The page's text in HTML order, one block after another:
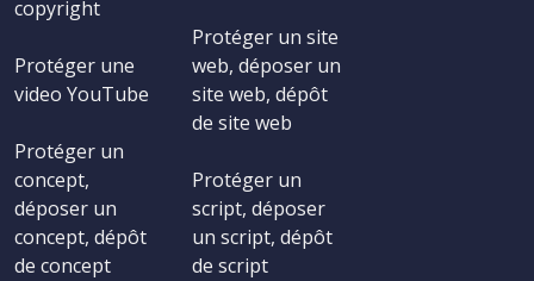
copyright
Protéger une
video YouTube
Protéger un
concept,
déposer un
concept, dépôt
de concept
Protéger un site
web, déposer un
site web, dépôt
de site web
Protéger un
script, déposer
un script, dépôt
de script